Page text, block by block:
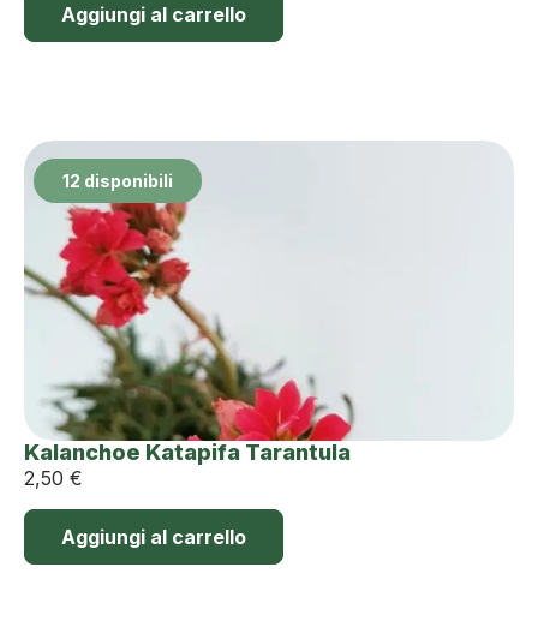
Aggiungi al carrello
12 disponibili
Kalanchoe Katapifa Tarantula
2,50 €
Aggiungi al carrello